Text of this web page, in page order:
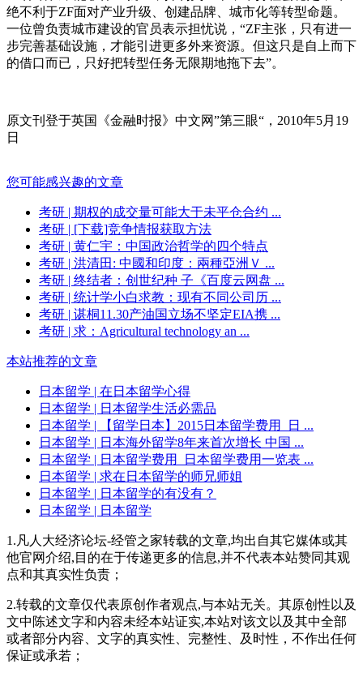
绝不利于ZF面对产业升级、创建品牌、城市化等转型命题。
一位曾负责城市建设的官员表示担忧说，“ZF主张，只有进一
步完善基础设施，才能引进更多外来资源。但这只是自上而下
的借口而已，只好把转型任务无限期地拖下去”。
原文刊登于英国《金融时报》中文网”第三眼“，2010年5月19
日
您可能感兴趣的文章
考研 | 期权的成交量可能大于未平仓合约 ...
考研 | [下载]竞争情报获取方法
考研 | 黄仁宇：中国政治哲学的四个特点
考研 | 洪清田: 中國和印度：兩種亞洲Ｖ ...
考研 | 终结者：创世纪种 子《百度云网盘 ...
考研 | 统计学小白求教：现有不同公司历 ...
考研 | 谌桐11.30产油国立场不坚定EIA携 ...
考研 | 求：Agricultural technology an ...
本站推荐的文章
日本留学 | 在日本留学心得
日本留学 | 日本留学生活必需品
日本留学 | 【留学日本】2015日本留学费用_日 ...
日本留学 | 日本海外留学8年来首次增长 中国 ...
日本留学 | 日本留学费用_日本留学费用一览表 ...
日本留学 | 求在日本留学的师兄师姐
日本留学 | 日本留学的有没有？
日本留学 | 日本留学
1.凡人大经济论坛-经管之家转载的文章,均出自其它媒体或其
他官网介绍,目的在于传递更多的信息,并不代表本站赞同其观
点和其真实性负责；
2.转载的文章仅代表原创作者观点,与本站无关。其原创性以及
文中陈述文字和内容未经本站证实,本站对该文以及其中全部
或者部分内容、文字的真实性、完整性、及时性，不作出任何
保证或承若；